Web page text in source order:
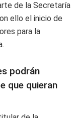
de la Secretaría
ello el inicio de
para la
podrán
que quieran